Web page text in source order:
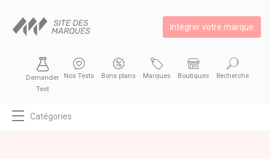
Intégrer votre marque
Demander
Test
Nos Tests Bons plans Marques Boutiques Recherche
Catégories